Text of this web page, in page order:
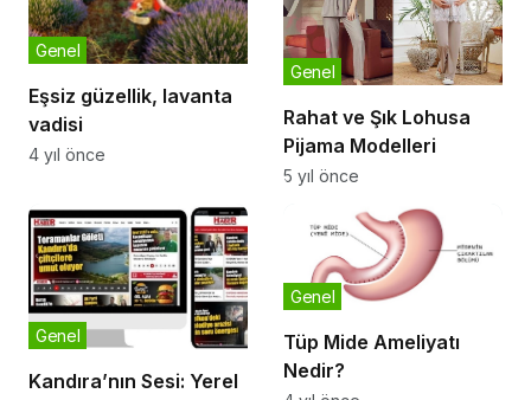
Eşsiz güzellik, lavanta
vadisi
Genel
4 yıl önce
Rahat ve Şık Lohusa
Pijama Modelleri
Genel
5 yıl önce
Kandıra’nın Sesi: Yerel
Genel
Tüp Mide Ameliyatı
Nedir?
Genel